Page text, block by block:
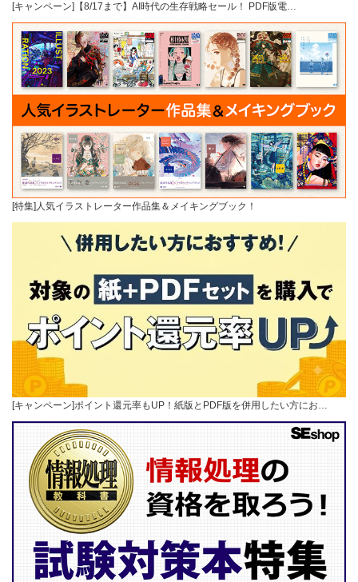
[キャンペーン]【8/17まで】AI時代の生存戦略セール！ PDF版電…
[特集]人気イラストレーター作品集＆メイキングブック！
[キャンペーン]ポイント還元率もUP！紙版とPDF版を併用したい方にお…